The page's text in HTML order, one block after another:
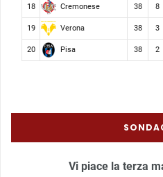
18 Cremonese 38 8
19 Verona 38 3
20 Pisa 38 2
Vi piace la terza